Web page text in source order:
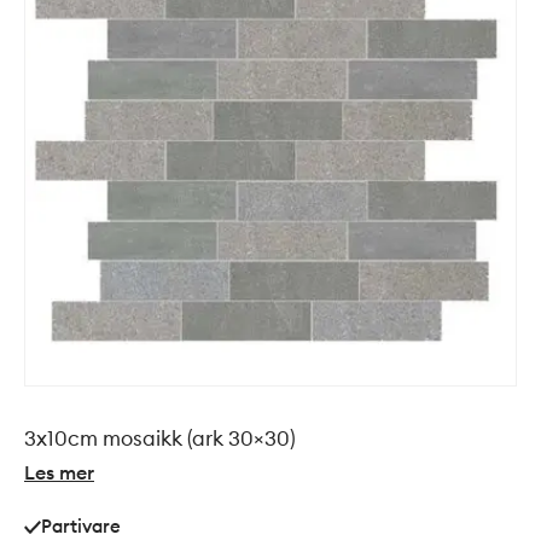
3x10cm mosaikk (ark 30×30)
Les mer
Partivare